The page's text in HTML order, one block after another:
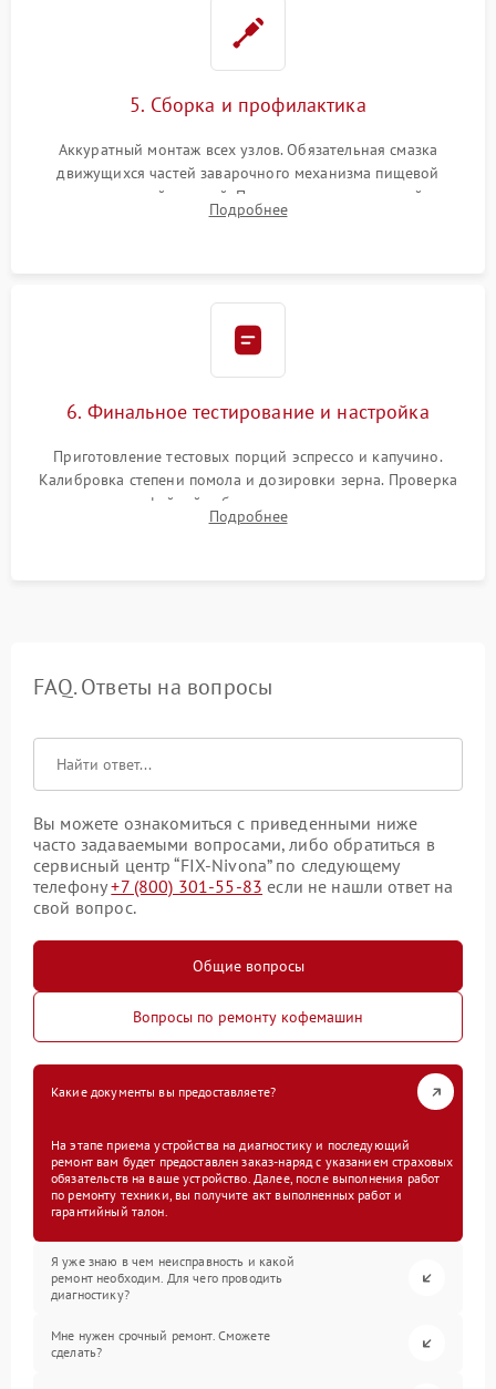
5. Сборка и профилактика
Аккуратный монтаж всех узлов. Обязательная смазка
движущихся частей заварочного механизма пищевой
силиконовой смазкой. Проведение программной
декальцинации и очистки системы от кофейных масел.
Подробнее
6. Финальное тестирование и настройка
Приготовление тестовых порций эспрессо и капучино.
Калибровка степени помола и дозировки зерна. Проверка
плотности кофейной таблетки, температуры напитка и
качества молочной пены. Контроль отсутствия посторонних
Подробнее
FAQ. Ответы на вопросы
Вы можете ознакомиться с приведенными ниже
часто задаваемыми вопросами, либо обратиться в
сервисный центр “FIX-Nivona” по следующему
телефону+7 (800) 301-55-83 если не нашли ответ на
свой вопрос.
Общие вопросы
Вопросы по ремонту кофемашин
Какие документы вы предоставляете?
На этапе приема устройства на диагностику и последующий
ремонт вам будет предоставлен заказ-наряд с указанием страховых
обязательств на ваше устройство. Далее, после выполнения работ
по ремонту техники, вы получите акт выполненных работ и
гарантийный талон.
Я уже знаю в чем неисправность и какой
ремонт необходим. Для чего проводить
диагностику?
Мне нужен срочный ремонт. Сможете
сделать?